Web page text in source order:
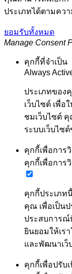
ประเภทได้ตามคว
ยอมรับทั้งหมด
Manage Consent
คุกกี้ที่จำเป็น
Always
ประเภทของ
เว็บไซต์ เพื่อ
ชมเว็บไซต์
ระบบเว็บไซต์
คุกกี้เพื่อการ
คุกกี้เพื่อการ
คุกกี้ประเภท
คุณ เพื่อเป็น
ประสบการณ์
ยินยอมให้เร
และพัฒนาเว็
คุกกี้เพื่อปรับ